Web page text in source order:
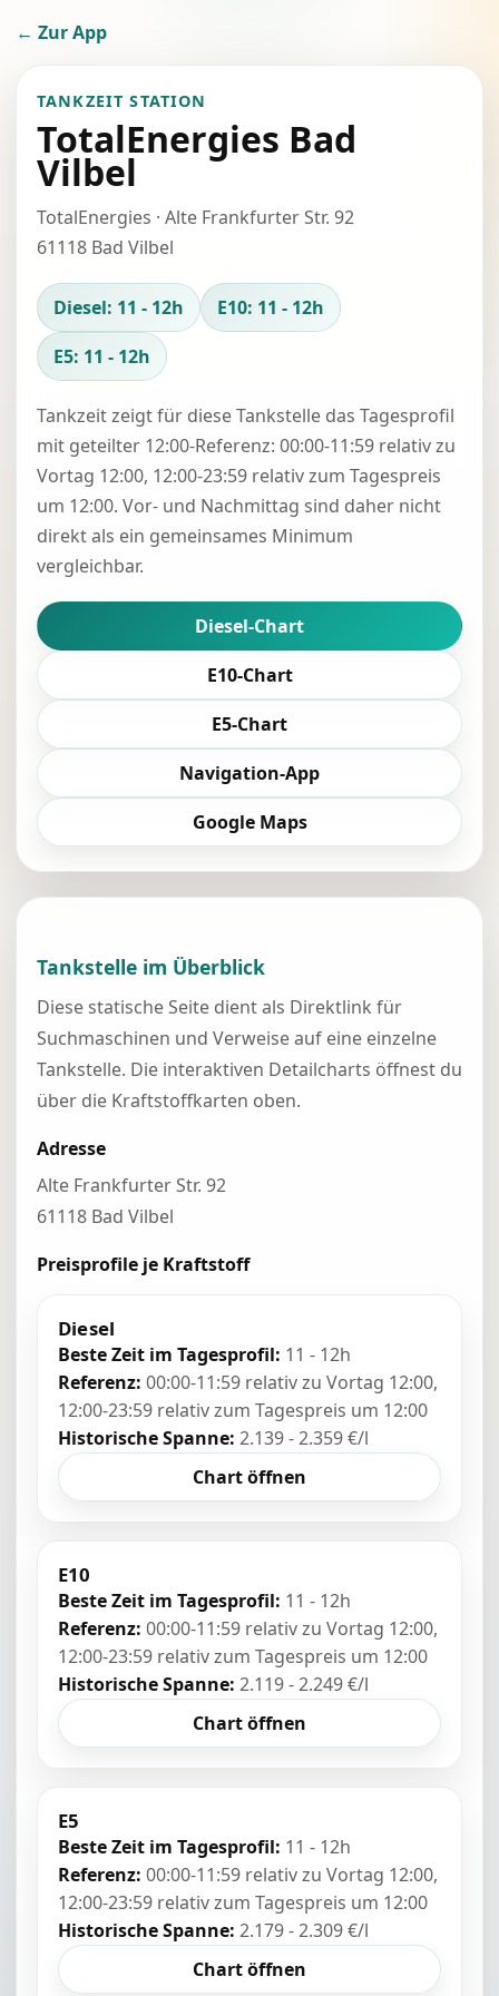
← Zur App
TANKZEIT STATION
TotalEnergies Bad
Vilbel
TotalEnergies · Alte Frankfurter Str. 92
61118 Bad Vilbel
Diesel: 11 - 12h
E10: 11 - 12h
E5: 11 - 12h
Tankzeit zeigt für diese Tankstelle das Tagesprofil
mit geteilter 12:00-Referenz: 00:00-11:59 relativ zu
Vortag 12:00, 12:00-23:59 relativ zum Tagespreis
um 12:00. Vor- und Nachmittag sind daher nicht
direkt als ein gemeinsames Minimum
vergleichbar.
Diesel-Chart
E10-Chart
E5-Chart
Navigation-App
Google Maps
Tankstelle im Überblick
Diese statische Seite dient als Direktlink für
Suchmaschinen und Verweise auf eine einzelne
Tankstelle. Die interaktiven Detailcharts öffnest du
über die Kraftstoffkarten oben.
Adresse
Alte Frankfurter Str. 92
61118 Bad Vilbel
Preisprofile je Kraftstoff
Diesel
Beste Zeit im Tagesprofil: 11 - 12h
Referenz: 00:00-11:59 relativ zu Vortag 12:00,
12:00-23:59 relativ zum Tagespreis um 12:00
Historische Spanne: 2.139 - 2.359 €/l
Chart öffnen
E10
Beste Zeit im Tagesprofil: 11 - 12h
Referenz: 00:00-11:59 relativ zu Vortag 12:00,
12:00-23:59 relativ zum Tagespreis um 12:00
Historische Spanne: 2.119 - 2.249 €/l
Chart öffnen
E5
Beste Zeit im Tagesprofil: 11 - 12h
Referenz: 00:00-11:59 relativ zu Vortag 12:00,
12:00-23:59 relativ zum Tagespreis um 12:00
Historische Spanne: 2.179 - 2.309 €/l
Chart öffnen